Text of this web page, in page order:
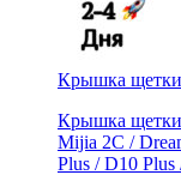
Крышка щетки
Крышка щетки
Мijia 2C /
Рlus / D10